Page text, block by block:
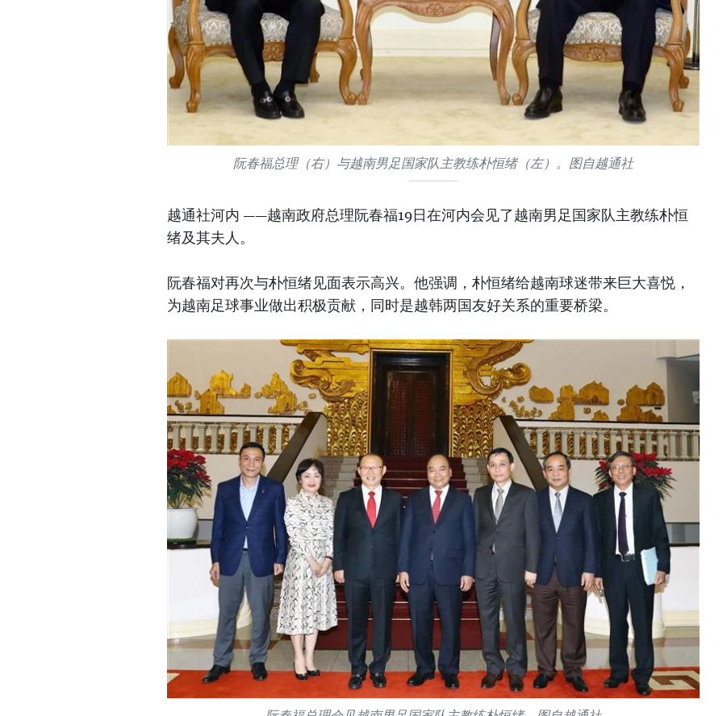
阮春福总理（右）与越南男足国家队主教练朴恒绪（左）。图自越通社
越通社河内 ——越南政府总理阮春福19日在河内会见了越南男足国家队主教练朴恒
绪及其夫人。
阮春福对再次与朴恒绪见面表示高兴。他强调，朴恒绪给越南球迷带来巨大喜悦，
为越南足球事业做出积极贡献，同时是越韩两国友好关系的重要桥梁。